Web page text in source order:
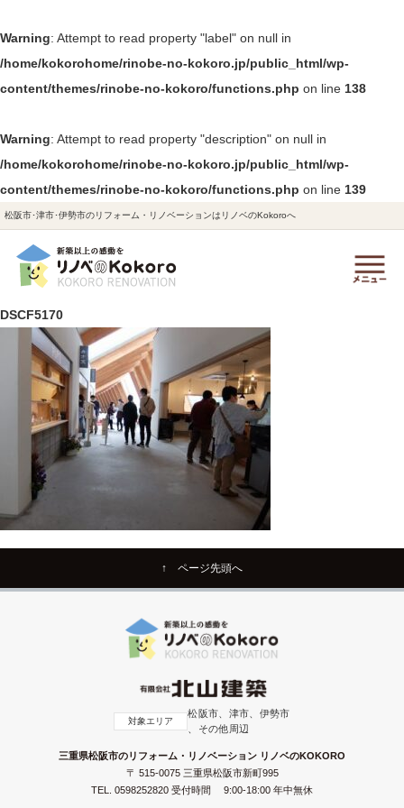
Warning: Attempt to read property "label" on null in
/home/kokorohome/rinobe-no-kokoro.jp/public_html/wp-
content/themes/rinobe-no-kokoro/functions.php on line 138
Warning: Attempt to read property "description" on null in
/home/kokorohome/rinobe-no-kokoro.jp/public_html/wp-
content/themes/rinobe-no-kokoro/functions.php on line 139
松阪市･津市･伊勢市のリフォーム・リノベーションはリノベのKokoroへ
DSCF5170
↑ ページ先頭へ
対象エリア
松阪市、津市、伊勢市
、その他周辺
三重県松阪市のリフォーム・リノベーション リノベのKOKORO
〒 515-0075 三重県松阪市新町995
TEL. 0598252820 受付時間 9:00-18:00 年中無休